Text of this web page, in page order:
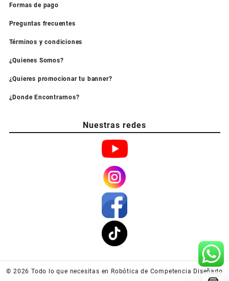
Formas de pago
Preguntas frecuentes
Términos y condiciones
¿Quienes Somos?
¿Quieres promocionar tu banner?
¿Donde Encontrarnos?
Nuestras redes
© 2026 Todo lo que necesitas en Robótica de Competencia Diseñado